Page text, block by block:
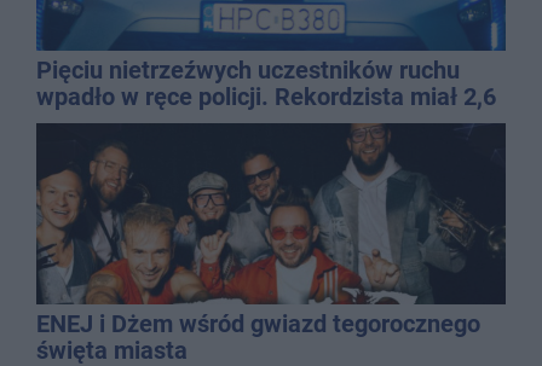
Pięciu nietrzeźwych uczestników ruchu
wpadło w ręce policji. Rekordzista miał 2,6
promila
ENEJ i Dżem wśród gwiazd tegorocznego
święta miasta